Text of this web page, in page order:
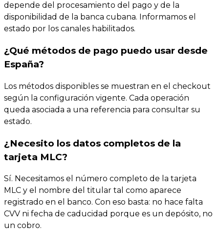
depende del procesamiento del pago y de la
disponibilidad de la banca cubana. Informamos el
estado por los canales habilitados.
¿Qué métodos de pago puedo usar desde
España?
Los métodos disponibles se muestran en el checkout
según la configuración vigente. Cada operación
queda asociada a una referencia para consultar su
estado.
¿Necesito los datos completos de la
tarjeta MLC?
Sí. Necesitamos el número completo de la tarjeta
MLC y el nombre del titular tal como aparece
registrado en el banco. Con eso basta: no hace falta
CVV ni fecha de caducidad porque es un depósito, no
un cobro.